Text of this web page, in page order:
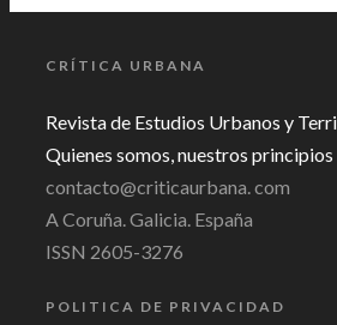
CRÍTICA URBANA
Revista de Estudios Urbanos y
Quienes somos, nuestros principios
contacto@criticaurbana. com
A Coruña. Galicia. España
ISSN 2605-3276
POLITICA DE PRIVACIDAD